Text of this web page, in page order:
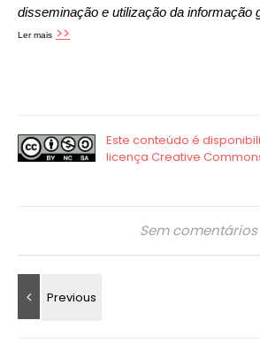
disseminação e utilização da informação
Ler mais >>
Sem comentários